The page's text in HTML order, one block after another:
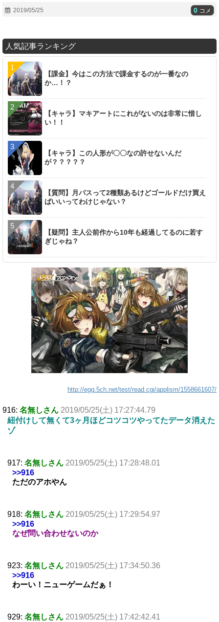
2019/05/25 0 コメ
人気記事ランキング
【課金】今はこの方法で課金するのが一番なの
か…！？
【キャラ】マキアートにこれがないのは非常に惜し
い！！
【キャラ】この人形が〇〇なの許せないんだ
が？？？？？
【質問】月パスって2種類あるけどゴールドだけ買え
ばいいってわけじゃない？
【疑問】主人公前作から10年も経過してるのに若す
ぎじゃね？
http://egg.5ch.net/test/read.cgi/applism/1558661607/
916: 名無しさん 2019/05/25(土) 17:27:44.79
紐付けして無くて3ヶ月ほどコツコツやってたデータ消えた
ゾ
917: 名無しさん 2019/05/25(土) 17:28:48.01
>>916
ただのアホやん
918: 名無しさん 2019/05/25(土) 17:29:54.97
>>916
なぜ問い合わせないのか
923: 名無しさん 2019/05/25(土) 17:34:50.36
>>916
わーい！ニューゲームだぁ！
929: 名無しさん 2019/05/25(土) 17:42:42.41